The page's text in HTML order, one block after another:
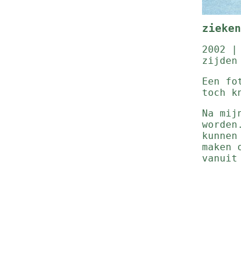
2002 |
zijden
Een
toch
Na